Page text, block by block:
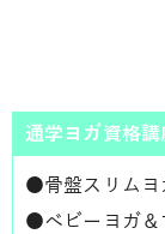
通学ヨガ資格
●骨盤スリム
●ベビーヨガ